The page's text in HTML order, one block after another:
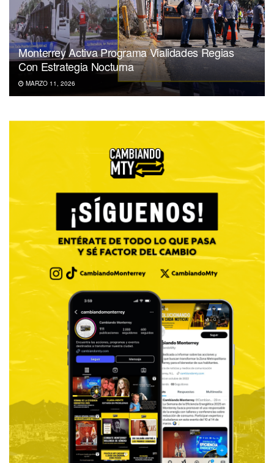
Monterrey Activa Programa Vialidades Regias
Con Estrategia Nocturna
MARZO 11, 2026